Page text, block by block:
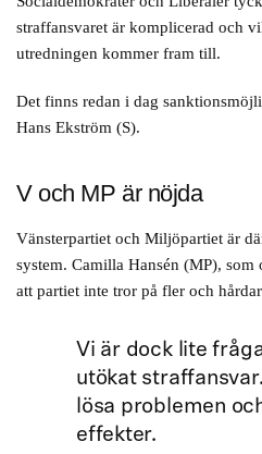
telefonintervjuare
2019: Svenska Kraftnät: problemen
personal som inte säkerhetsprövats
för Sveriges elförsöjning.
2017: Statens fastighetsverk: Flera
korruptionshärva. Det handlade
myndighetens fastigheter till
Andersson förlorade jobbet.
2017: Transportstyrelsen: It-
information blev tillgänglig för
personer i utlandet. Det skedde
Dåvarande generaldirektör Maria
om att hon brutit mot regler som
straffansvaret är komplicerad och
utredningen kommer fram till.
Det finns redan i dag
Hans Ekström (S).
V och MP är nöjda
Vänsterpartiet och Miljöpartiet är
system. Camilla Hansén (MP),
att partiet inte tror på fler och
Vi är dock lite
utökat
lösa problemen
effekter.